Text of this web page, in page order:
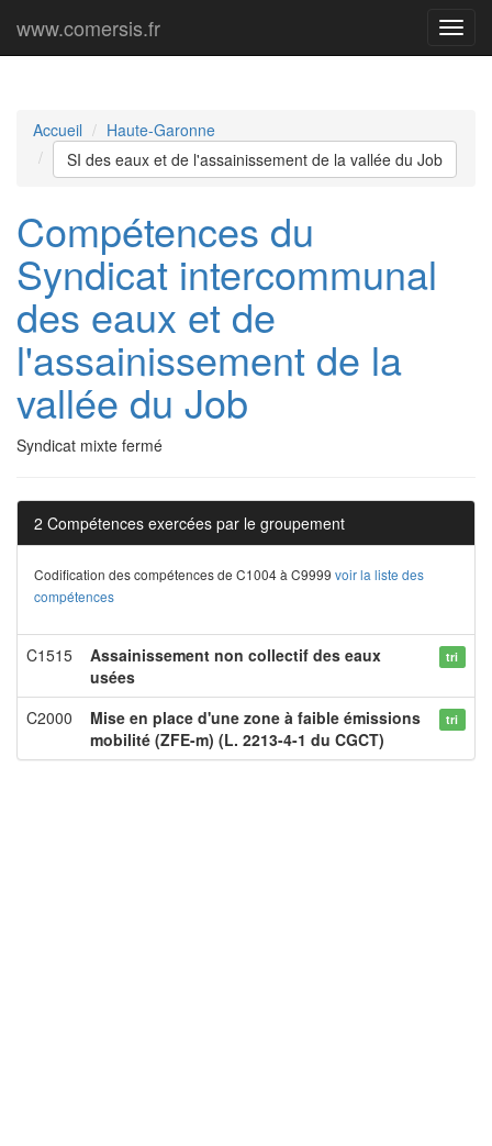
Menu
www.comersis.fr
Accueil
Haute-Garonne
SI des eaux et de l'assainissement de la vallée du Job
Compétences du
Syndicat intercommunal
des eaux et de
l'assainissement de la
vallée du Job
Syndicat mixte fermé
2 Compétences exercées par le groupement
Codification des compétences de C1004 à C9999 voir la liste des
compétences
C1515
Assainissement non collectif des eaux
usées
tri
C2000
Mise en place d'une zone à faible émissions
mobilité (ZFE-m) (L. 2213-4-1 du CGCT)
tri